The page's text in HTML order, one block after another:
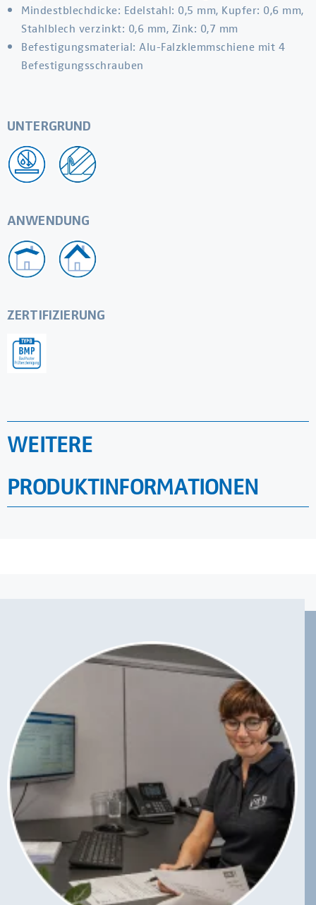
Mindestblechdicke: Edelstahl: 0,5 mm, Kupfer: 0,6 mm,
Stahlblech verzinkt: 0,6 mm, Zink: 0,7 mm
Befestigungsmaterial: Alu-Falzklemmschiene mit 4
Befestigungsschrauben
UNTERGRUND
ANWENDUNG
ZERTIFIZIERUNG
WEITERE
PRODUKTINFORMATIONEN